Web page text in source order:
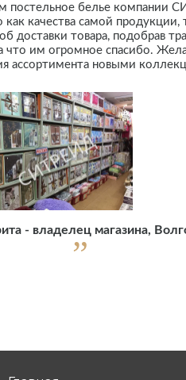
постельное белье компании
как качества самой
доставки товара, подобрав
им огромное спасибо.
ассортимента новыми
- владелец магазина,